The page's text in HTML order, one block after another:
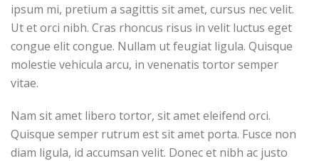
ipsum mi, pretium a sagittis sit amet, cursus nec velit.
Ut et orci nibh. Cras rhoncus risus in velit luctus eget
congue elit congue. Nullam ut feugiat ligula. Quisque
molestie vehicula arcu, in venenatis tortor semper
vitae.
Nam sit amet libero tortor, sit amet eleifend orci.
Quisque semper rutrum est sit amet porta. Fusce non
diam ligula, id accumsan velit. Donec et nibh ac justo